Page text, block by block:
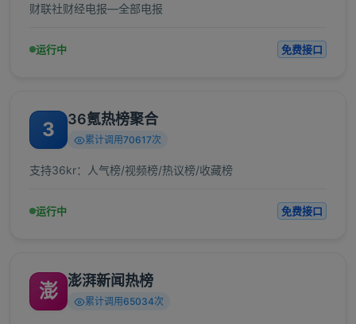
财联社财经电报—全部电报
运行中 免费接口
3 36氪热榜聚合
累计调用70617次
支持36kr：人气榜/视频榜/热议榜/收藏榜
运行中 免费接口
澎 澎湃新闻热榜
累计调用65034次